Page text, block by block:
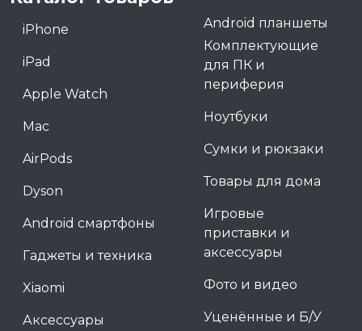
iPhone
iPad
Apple Watch
Mac
AirPods
Dyson
Android смартфоны
Гаджеты и техника
Xiaomi
Аксессуары
Android планшеты
Комплектующие
для ПК и
периферия
Ноутбуки
Сумки и рюкзаки
Товары для дома
Игровые
приставки и
аксессуары
Фото и видео
Уценённые и Б/У